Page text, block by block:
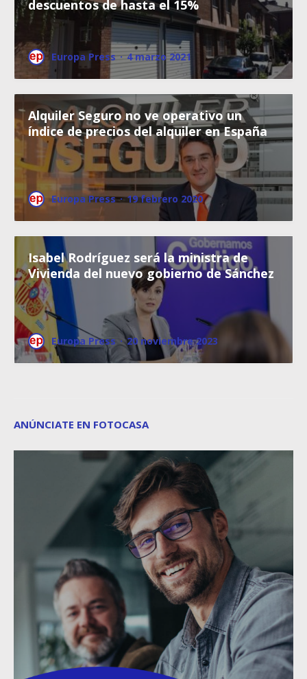
descuentos de hasta el 15%
Europa Press · 4 marzo 2021
Alquiler Seguro no ve operativo un
índice de precios del alquiler en España
Europa Press · 19 febrero 2020
Isabel Rodríguez será la ministra de
Vivienda del nuevo gobierno de Sánchez
Europa Press · 20 noviembre 2023
ANÚNCIATE EN FOTOCASA